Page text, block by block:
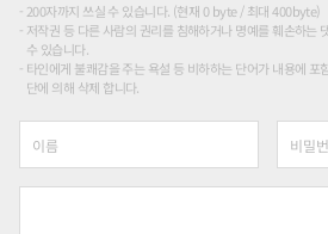
200자까지 쓰실 수 있습니다. (현재 0 byte / 최대 400byte)
저작권 등 다른 사람의 권리를 침해하거나 명예를 훼손하는
수 있습니다.
타인에게 불쾌감을 주는 욕설 등 비하하는 단어가 내용에
단에 의해 삭제 합니다.